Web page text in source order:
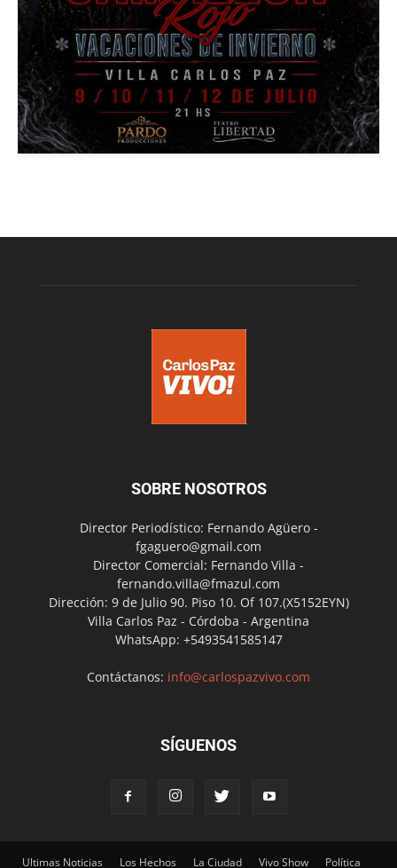
SOBRE NOSOTROS
Director Periodístico: Fernando Agüero -
fgaguero@gmail.com
Director Comercial: Fernando Villa -
fernando.villa@fmazul.com
Dirección: 9 de Julio 90. Piso 10. Of 107.(X5152EYN)
Villa Carlos Paz - Córdoba - Argentina
WhatsApp: +5493541585147
Contáctanos: info@carlospazvivo.com
SÍGUENOS
Ultimas Noticias Los Hechos La Ciudad Vivo Show Política